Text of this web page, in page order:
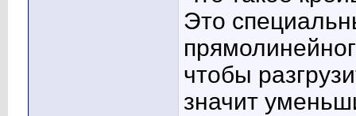
Это
чтобы
значит